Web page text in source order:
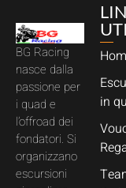
BG Racing
nasce dalla
passione per
i quad e
l’offroad dei
fondatori. Si
organizzano
escursioni
in